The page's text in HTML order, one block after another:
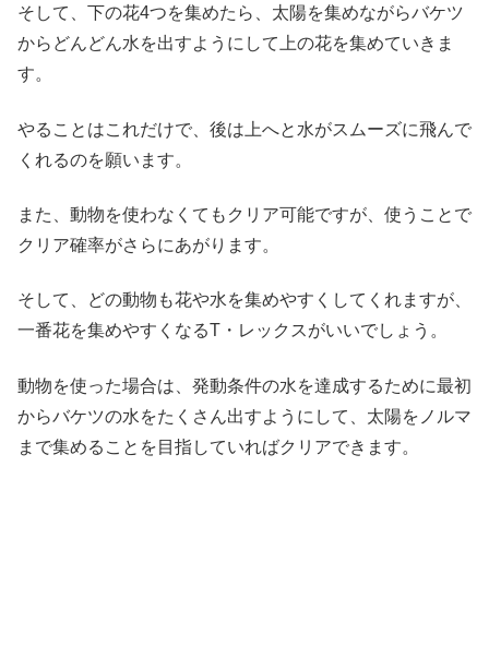
そして、下の花4つを集めたら、太陽を集めながらバケツ
からどんどん水を出すようにして上の花を集めていきま
す。
やることはこれだけで、後は上へと水がスムーズに飛んで
くれるのを願います。
また、動物を使わなくてもクリア可能ですが、使うことで
クリア確率がさらにあがります。
そして、どの動物も花や水を集めやすくしてくれますが、
一番花を集めやすくなるT・レックスがいいでしょう。
動物を使った場合は、発動条件の水を達成するために最初
からバケツの水をたくさん出すようにして、太陽をノルマ
まで集めることを目指していればクリアできます。